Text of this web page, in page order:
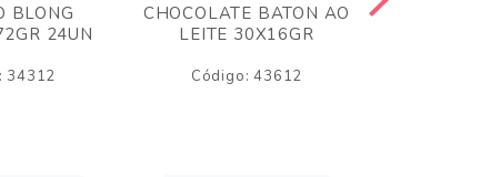
BLONG
24UN
34312
CHOCOLATE BATON AO
LEITE 30X16GR
Código: 43612